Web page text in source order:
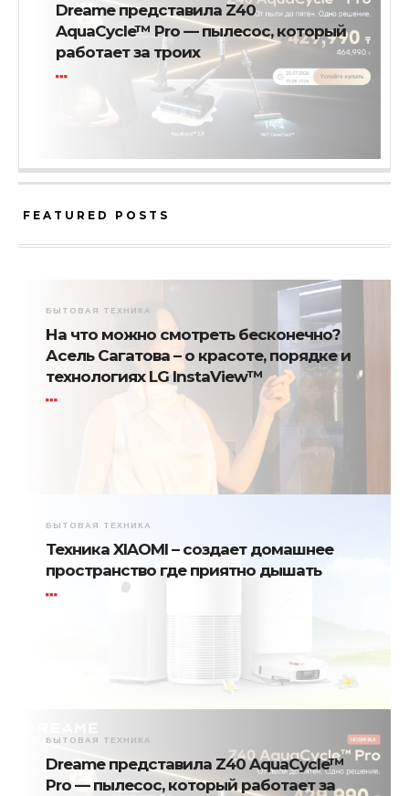
Dreame представила Z40
AquaCycle™ Pro — пылесос, который
работает за троих
FEATURED POSTS
БЫТОВАЯ ТЕХНИКА
На что можно смотреть бесконечно?
Асель Сагатова – о красоте, порядке и
технологиях LG InstaView™
БЫТОВАЯ ТЕХНИКА
Техника XIAOMI – создает домашнее
пространство где приятно дышать
БЫТОВАЯ ТЕХНИКА
Dreame представила Z40 AquaCycle™
Pro — пылесос, который работает за